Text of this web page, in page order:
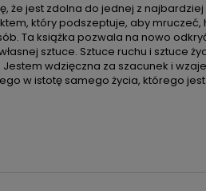
że jest zdolna do jednej z
który podszeptuje, aby mruczeć,
Ta książka pozwala na nowo
sztuce. Sztuce ruchu i sztuce
wdzięczna za szacunek i
w istotę samego życia, którego